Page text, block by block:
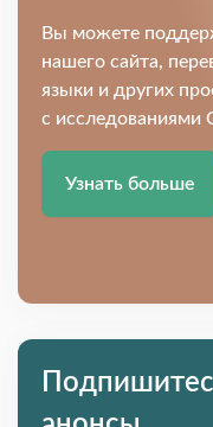
Вы можете
нашего сайта,
языки и других
с исследованиями
Узнать больше